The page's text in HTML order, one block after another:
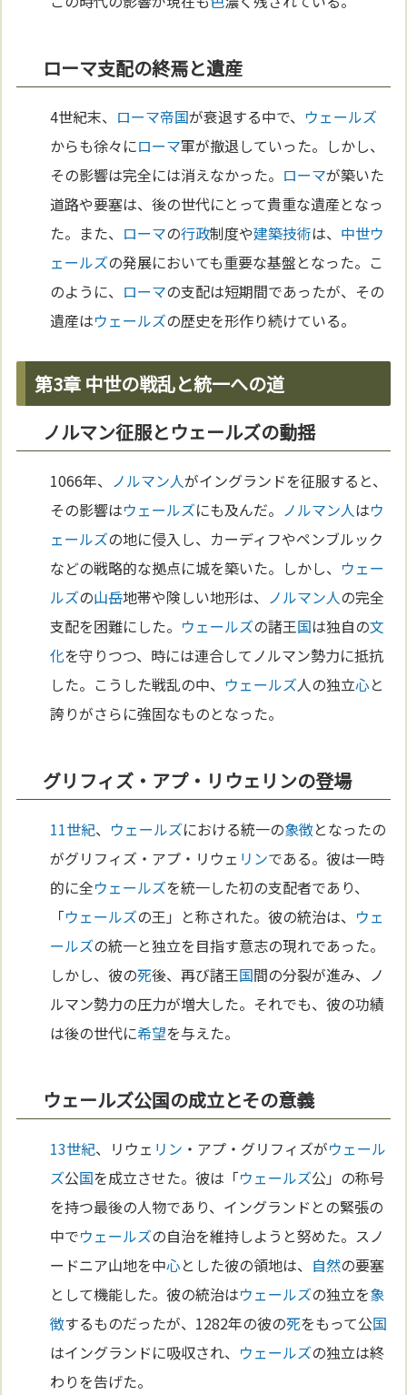
ローマ支配の終焉と遺産
4世紀末、 ローマ帝国が衰退する中で、 ウェールズ
からも徐々にローマ軍が撤退していった。しかし、
その影響は完全には消えなかった。 ローマが築いた
道路や要塞は、後の世代にとって貴重な遺産となっ
た。また、 ローマの行政制度や建築技術は、 中世ウ
ェールズの発展においても重要な基盤となった。こ
のように、 ローマの支配は短期間であったが、その
遺産はウェールズの歴史を形作り続けている。
第3章 中世の戦乱と統一への道
ノルマン征服とウェールズの動揺
1066年、 ノルマン人がイングランドを征服すると、
その影響はウェールズにも及んだ。 ノルマン人はウ
ェールズの地に侵入し、カーディフやペンブルック
などの戦略的な拠点に城を築いた。しかし、 ウェー
ルズの山岳地帯や険しい地形は、 ノルマン人の完全
支配を困難にした。 ウェールズの諸王国は独自の文
化を守りつつ、時には連合してノルマン勢力に抵抗
した。こうした戦乱の中、 ウェールズ人の独立心と
誇りがさらに強固なものとなった。
グリフィズ・アプ・リウェリンの登場
11世紀、 ウェールズにおける統一の象徴となったの
がグリフィズ・アプ・リウェ リンである。彼は一時
的に全ウェールズを統一した初の支配者であり、
「ウェールズの王」と称された。彼の統治は、 ウェ
ールズの統一と独立を目指す意志の現れであった。
しかし、彼の死後、再び諸王国間の分裂が進み、ノ
ルマン勢力の圧力が増大した。それでも、彼の功績
は後の世代に希望を与えた。
ウェールズ公国の成立とその意義
13世紀、リウェ リン ・アプ・グリフィズがウェール
ズ公国を成立させた。彼は「ウェールズ公」の称号
を持つ最後の人物であり、イングランドとの緊張の
中でウェールズの自治を維持しようと努めた。スノ
ードニア山地を中心とした彼の領地は、 自然の要塞
として機能した。彼の統治はウェールズの独立を象
徴するものだったが、1282年の彼の死をもって公国
はイングランドに吸収され、 ウェールズの独立は終
わりを告げた。